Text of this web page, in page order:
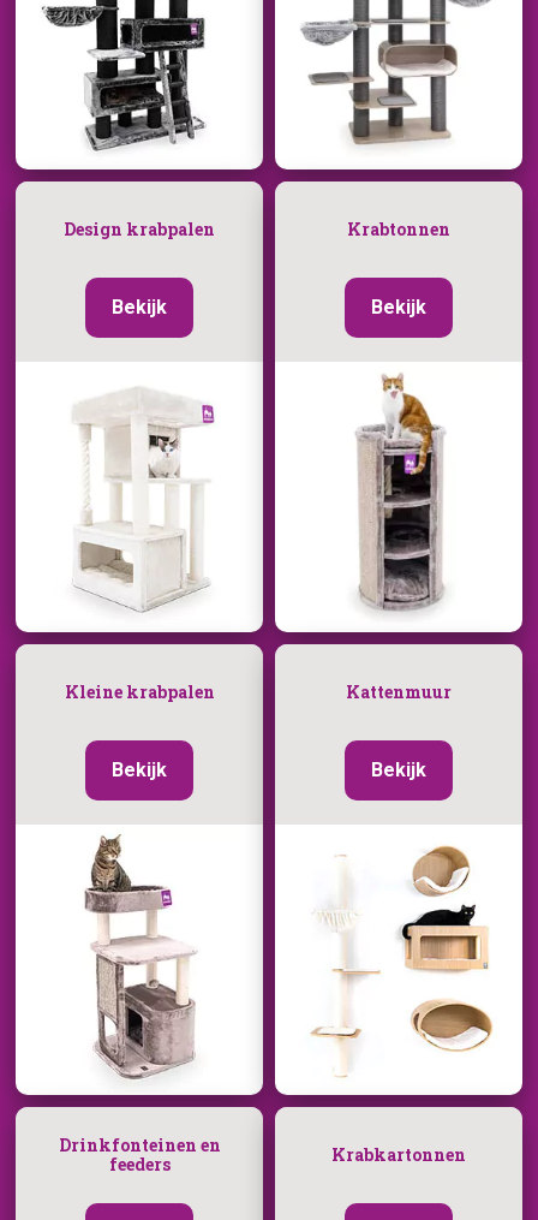
Design krabpalen
Bekijk
Krabtonnen
Bekijk
Kleine krabpalen
Bekijk
Kattenmuur
Bekijk
Drinkfonteinen en
feeders
Krabkartonnen